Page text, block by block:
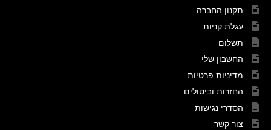
תקנון החברה
עגלת קניות
תשלום
החשבון שלי
מדיניות פרטיות
החזרות וביטולים
הסדרי נגישות
צור קשר